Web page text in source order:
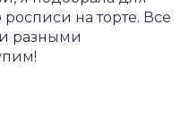
на торте. Все
разными